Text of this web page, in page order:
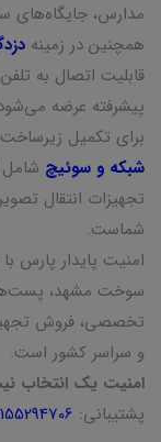
مدارس، جایگاه‌های
همچنین در زمینه
قابلیت اتصال به
پیشرفته عرضه
برای تکمیل
شبکه و سوئیچ شامل
تجهیزات انتقال
شماست.
امنیت پایدار پارس
سوخت مشهد، پست‌های
تخصصی، فروش
و سراسر کشور است.
امنیت یک انتخاب
پشتیبانی: